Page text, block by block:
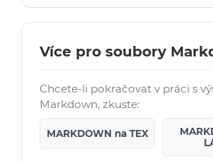
Více pro soubory
Chcete-li pokračovat v práci s
Markdown, zkuste:
MARKDOWN na TEX